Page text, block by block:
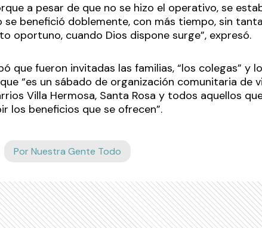
a pesar de que no se hizo el operativo, se
se benefició doblemente, con más tiempo, sin
oportuno, cuando Dios dispone surge”, expresó.
que fueron invitadas las familias, “los colegas” y
“es un sábado de organización comunitaria de
Villa Hermosa, Santa Rosa y todos aquellos
los beneficios que se ofrecen”.
Por Nuestra Gente Todo